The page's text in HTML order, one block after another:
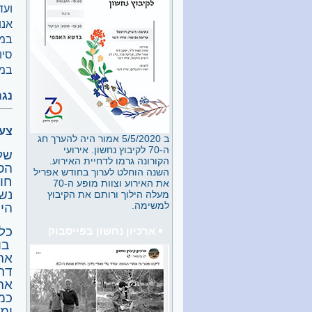
ממצחך. אתה מתיישב על כיסא,
אולי זה תחושה רגעית, אכלת
משהו מקולקל או סתם ללא
סיבה ברורה. כשהזמן עובר ואין
שינוי אתה מבין שהפעם זה
רציני. מרים טלפון ל 101
(מד"א), או 1221 (איחוד הצלה).
תוך זמן קצר מתייצב בביתך
עומרי שפטס או כל פרמדיק
אחר, שואל מספר שאלות ומזמין
לך אמבולנס ישר למיון. לא מעט
חג הקיבוץ באהל ראשונים
5/5/26
ביום שלישי 5/5 נערך ברחבת
שנה להקמת הקיבוץ. באירוע
נכחו מרבית וותיקי הקיבוץ חברי
( זאבן ואברמל‘ה), שפרשו
במהלך הדרך, אבל היו בין מקימי
הקיבוץ. האירוע כלל ברכות של
הקיבוץ, (שלומית-דברים שכתבה
דורית), חן מנהל הקהילה, לילך
בשם מפעל "ארן" התומך ברוחב
לב בפרויקט האהל. מאי שם
ב 5/5/2020 אמור היה להערך חג
ה-70 לקיבוץ נחשון. אירועי
הקורונה גרמו לדחיית האירוע.
השנה הוחלט לערוך בחודש אפריל
את האירוע וצוות מופע ה-70
מעלה הילוך ורותם את הקיבוץ
למשימה.
ארכיון נחשון בפייסבוק
צעדת